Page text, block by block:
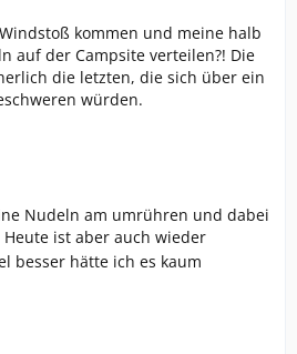
kommen und meine halb
auf der Campsite verteilen?! Die
die letzten, die sich über ein
würden.
Nudeln am umrühren und dabei
Heute ist aber auch wieder
besser hätte ich es kaum